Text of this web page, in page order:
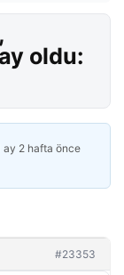
oldu:
ay 2 hafta önce
#23353